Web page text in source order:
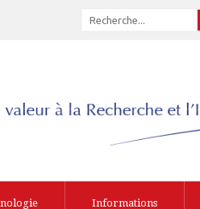
Informations